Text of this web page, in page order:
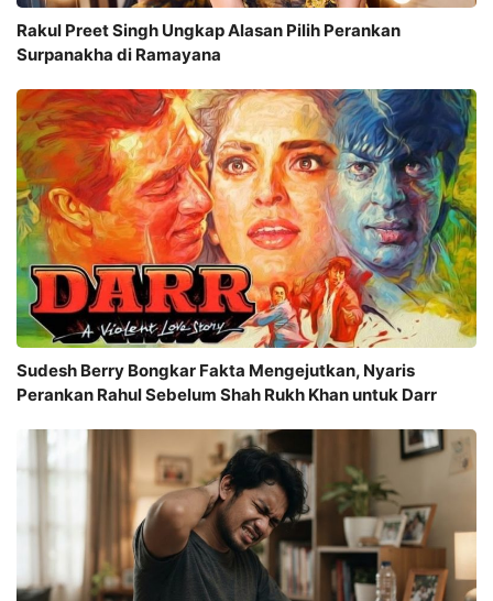
Rakul Preet Singh Ungkap Alasan Pilih Perankan
Surpanakha di Ramayana
Sudesh Berry Bongkar Fakta Mengejutkan, Nyaris
Perankan Rahul Sebelum Shah Rukh Khan untuk Darr